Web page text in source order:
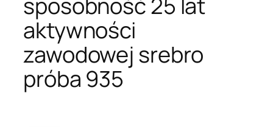
aktywności
zawodowej srebro
próba 935